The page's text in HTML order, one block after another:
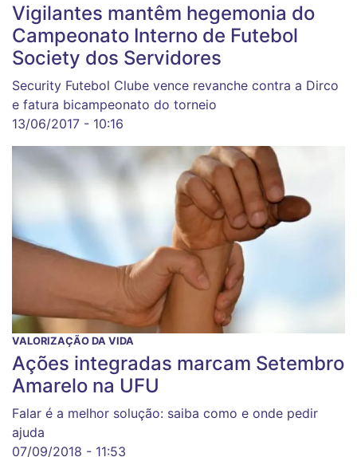
Vigilantes mantêm hegemonia do
Campeonato Interno de Futebol
Society dos Servidores
Security Futebol Clube vence revanche contra a Dirco
e fatura bicampeonato do torneio
13/06/2017 - 10:16
VALORIZAÇÃO DA VIDA
Ações integradas marcam Setembro
Amarelo na UFU
Falar é a melhor solução: saiba como e onde pedir
ajuda
07/09/2018 - 11:53